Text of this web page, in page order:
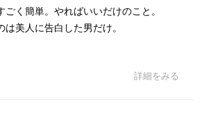
ごく簡単。やればいいだけのこと。
美人に告白した男だけ。
詳細をみる